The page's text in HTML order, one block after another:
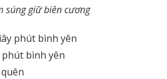
súng giữ biên cương
phút bình yên
bình yên